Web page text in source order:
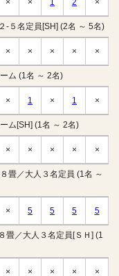
× × 1 2 ×
名定員[SH] (2名 ～ 5名)
× × × × ×
ム (1名 ～ 2名)
× 1 × 1 ×
ム[SH] (1名 ～ 2名)
× × × × ×
畳／大人３名定員 (1名 ～
× 5 5 5 5
／大人３名定員[ＳＨ] (1
× × × × ×